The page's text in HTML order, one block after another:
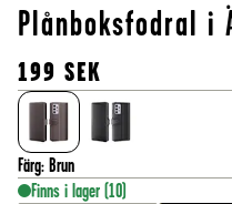
Plånboksfodral i
199 SEK
Färg: Brun
Finns i lager (10)